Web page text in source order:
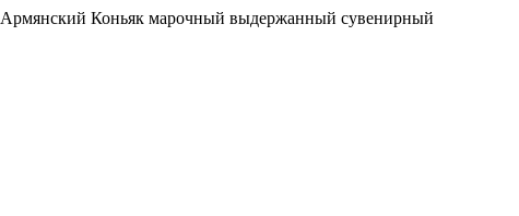
Армянский Коньяк марочный выдержанный сувенирный